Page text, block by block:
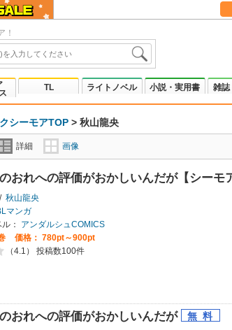
！
TL ライトノベル 小説・実用書 雑誌
シーモアTOP > 秋山龍央
詳細 画像
おれへの評価がおかしいんだが【シーモ
/ 秋山龍央
マンガ
：
アンダルシュCOMICS
価格： 780pt～900pt
（4.1） 投稿数100件
おれへの評価がおかしいんだが